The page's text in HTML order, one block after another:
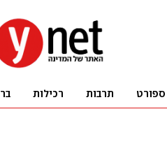
ספורט תרבות רכילות